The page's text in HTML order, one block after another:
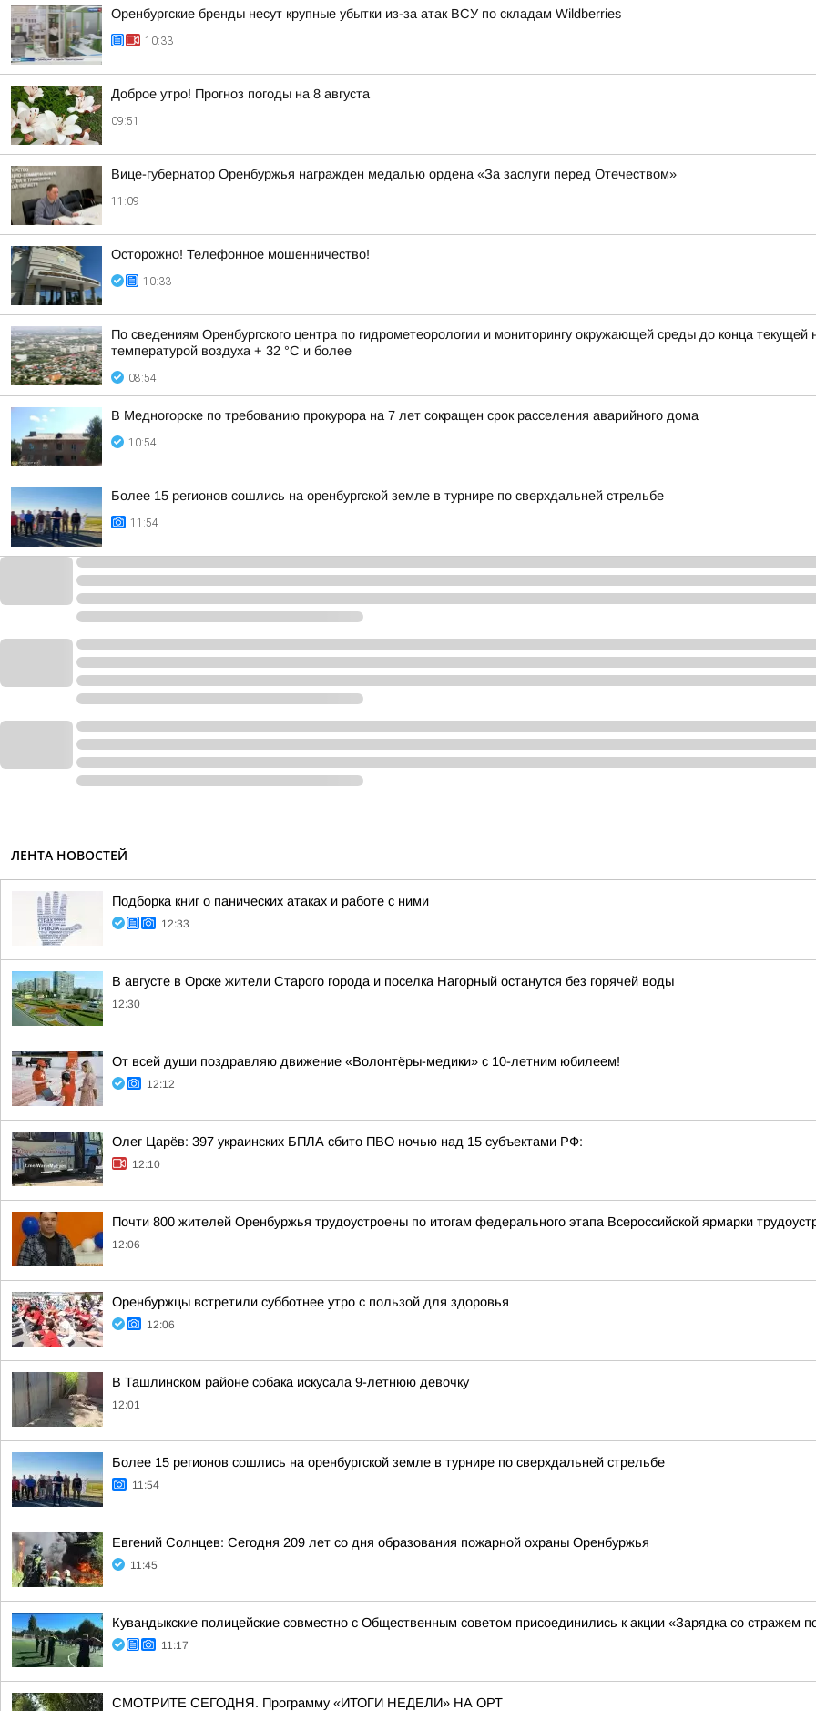
Оренбургские бренды несут крупные убытки из-за атак ВСУ по складам Wildberries
10:33
Доброе утро! Прогноз погоды на 8 августа
09:51
Вице-губернатор Оренбуржья награжден медалью ордена «За заслуги перед Отечеством»
11:09
Осторожно! Телефонное мошенничество!
10:33
По сведениям Оренбургского центра по гидрометеорологии и мониторингу окружающей среды до конца
температурой воздуха + 32 °C и более
08:54
В Медногорске по требованию прокурора на 7 лет сокращен срок расселения аварийного дома
10:54
Более 15 регионов сошлись на оренбургской земле в турнире по сверхдальней стрельбе
11:54
ЛЕНТА НОВОСТЕЙ
Подборка книг о панических атаках и работе с ними
12:33
В августе в Орске жители Старого города и поселка Нагорный останутся без горячей воды
12:30
От всей души поздравляю движение «Волонтёры-медики» с 10-летним юбилеем!
12:12
Олег Царёв: 397 украинских БПЛА сбито ПВО ночью над 15 субъектами РФ:
12:10
Почти 800 жителей Оренбуржья трудоустроены по итогам федерального этапа Всероссийской ярмарки
12:06
Оренбуржцы встретили субботнее утро с пользой для здоровья
12:06
В Ташлинском районе собака искусала 9-летнюю девочку
12:01
Более 15 регионов сошлись на оренбургской земле в турнире по сверхдальней стрельбе
11:54
Евгений Солнцев: Сегодня 209 лет со дня образования пожарной охраны Оренбуржья
11:45
Кувандыкские полицейские совместно с Общественным советом присоединились к акции «Зарядка со стражем
11:17
СМОТРИТЕ СЕГОДНЯ. Программу «ИТОГИ НЕДЕЛИ» НА ОРТ